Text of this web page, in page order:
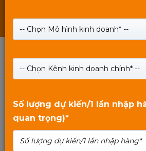
Các sản phẩm khác Mixie
-- Chọn Mô hình kinh doanh* --
-- Chọn Kênh kinh doanh chính* --
Số lượng dự kiến/1 lần nhập
quan trọng)*